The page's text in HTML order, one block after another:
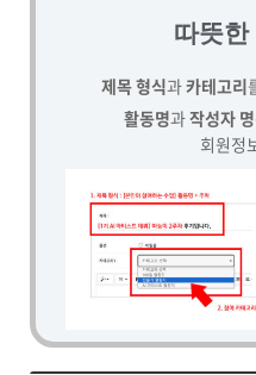
따뜻한
제목 형식과카테고리
활동명과작성자 명
회원정